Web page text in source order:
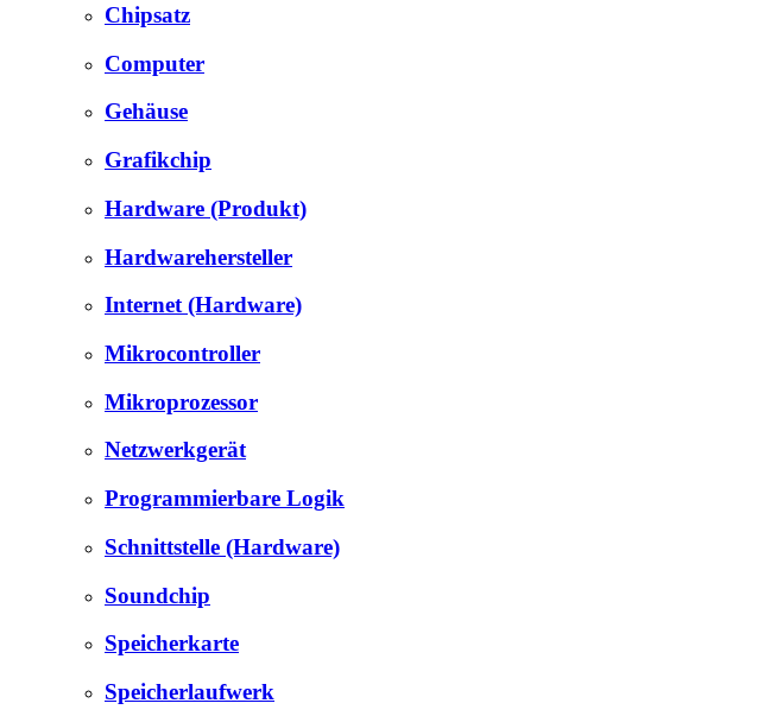
Chipsatz
Computer
Gehäuse
Grafikchip
Hardware (Produkt)
Hardwarehersteller
Internet (Hardware)
Mikrocontroller
Mikroprozessor
Netzwerkgerät
Programmierbare Logik
Schnittstelle (Hardware)
Soundchip
Speicherkarte
Speicherlaufwerk